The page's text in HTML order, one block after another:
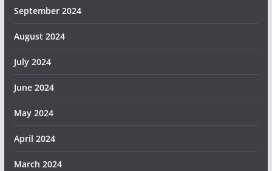
September 2024
August 2024
July 2024
June 2024
May 2024
April 2024
March 2024